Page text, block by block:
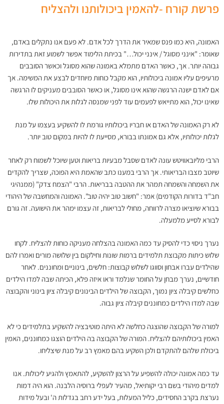
פרשת קורח -להאמין ביכולותנו ולהצליח
האמונה, היא כמו פנס שמאיר את הדרך לכל אדם. לא פעם אנו נתקלים באדם,
שאומר: "אינני מסוגל / אינני יכול…" בכיתת הלימוד אפשר לשמוע זאת בתדירות
גבוהה יותר. אך, כאשר האדם מתמלא באמונה שהוא מסוגל וכאשר הסובבים
מרעיפים עליו אמונה ביכולותיו, הוא מקבל כוחות מיוחדים לבצע את המשימה. אך
אם לאדם ישנה הרגשה שהוא אינו מסוגל, או כאשר הסובבים מעניקים לו הרגשה
שאינו יכול, הוא מתייאש לפעמים עוד לפני שמנסה לגלות את היכולות שלו.
לא רק האמונה של האדם או חבריו ביכולותיו גורמת לו להשקיע בעצמו על מנת
לגלות יכולותיו, אלא גם אמונתו בבורא, מסייעת לו להיות במקום טוב יותר.
הרבי מליובאוויטש עונה לאדם שסבל מבעיות בריאות וטען שיוכל לשמוח רק לאחר
שיוטב מצבו הבריאותי. אך הרבי במענו כתב שהאמת היא הפוכה, שצריך להקדים
את השמחה והשמחה תמהר את ההטבה בבריאות. הרבי "הצמח צדק" (ממנהיגי
חב"ד בדורות הקודמים) אמר: "חשוב טוב יהיה טוב". האמונה והמחשבה של היהודי
בבורא שיוציאו מצרה לרווחה, מחולי לבריאות, זה עצמו ימהר את הישועה. זה גורם
לבורא לסייע מלמעלה.
נערך ניסוי כדי להסיק עד כמה האמונה בהצלחה מעניקה כוחות להצליח. לקחו
שלוש כיתות מקבוצת תלמידים ברמות שונות וחילקום בין שלושה מורים ואמרו להם
שהילדים עברו אבחון וסווגו לשלוש קבוצות: חלשים, בינוניים ומחוננים. לאחר
חודשיים, נערך מבחן על החומר שנלמד וראו איזה פלא, הכיתה שבה למדו הילדים
כחלשים קיבלה ציון נמוך, הקבוצה של הילדים הבינונים קיבלה ציון בינוני והקבוצה
שבה למדו הילדים כמחוננים קיבלה ציון גבוה.
למורה של הקבוצה שהוצגה כחלשה לא היתה מוטיבציה להשקיע בתלמידים כי לא
האמין ביכולותיהם להצליח. המורה של הקבוצה בה הילדים הוצגו כמחוננים, האמין
ביכולת שלהם להתקדם ולכן השקיע בהם מאמץ רב על מנת שיצליחו.
עד כמה אמונה יכולה להשפיע על הרצון להשקיע, להתאמץ ולהגיע ליכולות. אנו
למדים מיהודי בשם רבי יקותיאל, מהעיר לעפלי ברוסיה הלבנה. הוא היה דמות
נערצת בקרב החסידים, כליל המעלות, בעל ידע רחב בגדלות ה' ובעל מידות